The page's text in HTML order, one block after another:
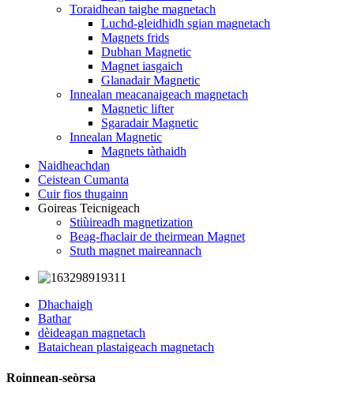
Toraidhean taighe magnetach
Luchd-gleidhidh sgian magnetach
Magnets frids
Dubhan Magnetic
Magnet iasgaich
Glanadair Magnetic
Innealan meacanaigeach magnetach
Magnetic lifter
Sgaradair Magnetic
Innealan Magnetic
Magnets tàthaidh
Naidheachdan
Ceistean Cumanta
Cuir fios thugainn
Goireas Teicnigeach
Stiùireadh magnetization
Beag-fhaclair de theirmean Magnet
Stuth magnet maireannach
Dhachaigh
Bathar
dèideagan magnetach
Bataichean plastaigeach magnetach
Roinnean-seòrsa